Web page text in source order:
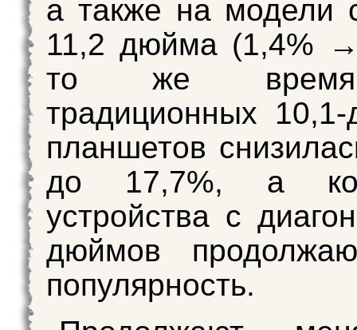
а также на модели
11,2 дюйма (1,4%
то же
традиционных
планшетов
до 17,7%, а
устройства с
дюймов
популярность.